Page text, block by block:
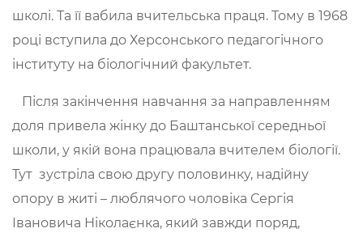
школі. Та її вабила вчительська праця. Тому в 1968
році вступила до Херсонського педагогічного
інституту на біологічний факультет.
Після закінчення навчання за направленням
доля привела жінку до Баштанської середньої
школи, у якій вона працювала вчителем біології.
Тут зустріла свою другу половинку, надійну
опору в житі – люблячого чоловіка Сергія
Івановича Ніколаєнка, який завжди поряд,